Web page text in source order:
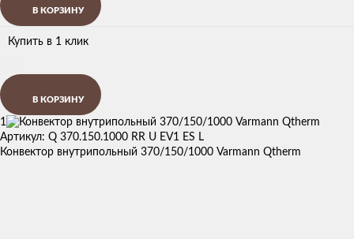
В КОРЗИНУ
Купить в 1 клик
В КОРЗИНУ
1
Артикул: Q 370.150.1000 RR U EV1 ES L
Конвектор внутрипольный 370/150/1000 Varmann Qtherm